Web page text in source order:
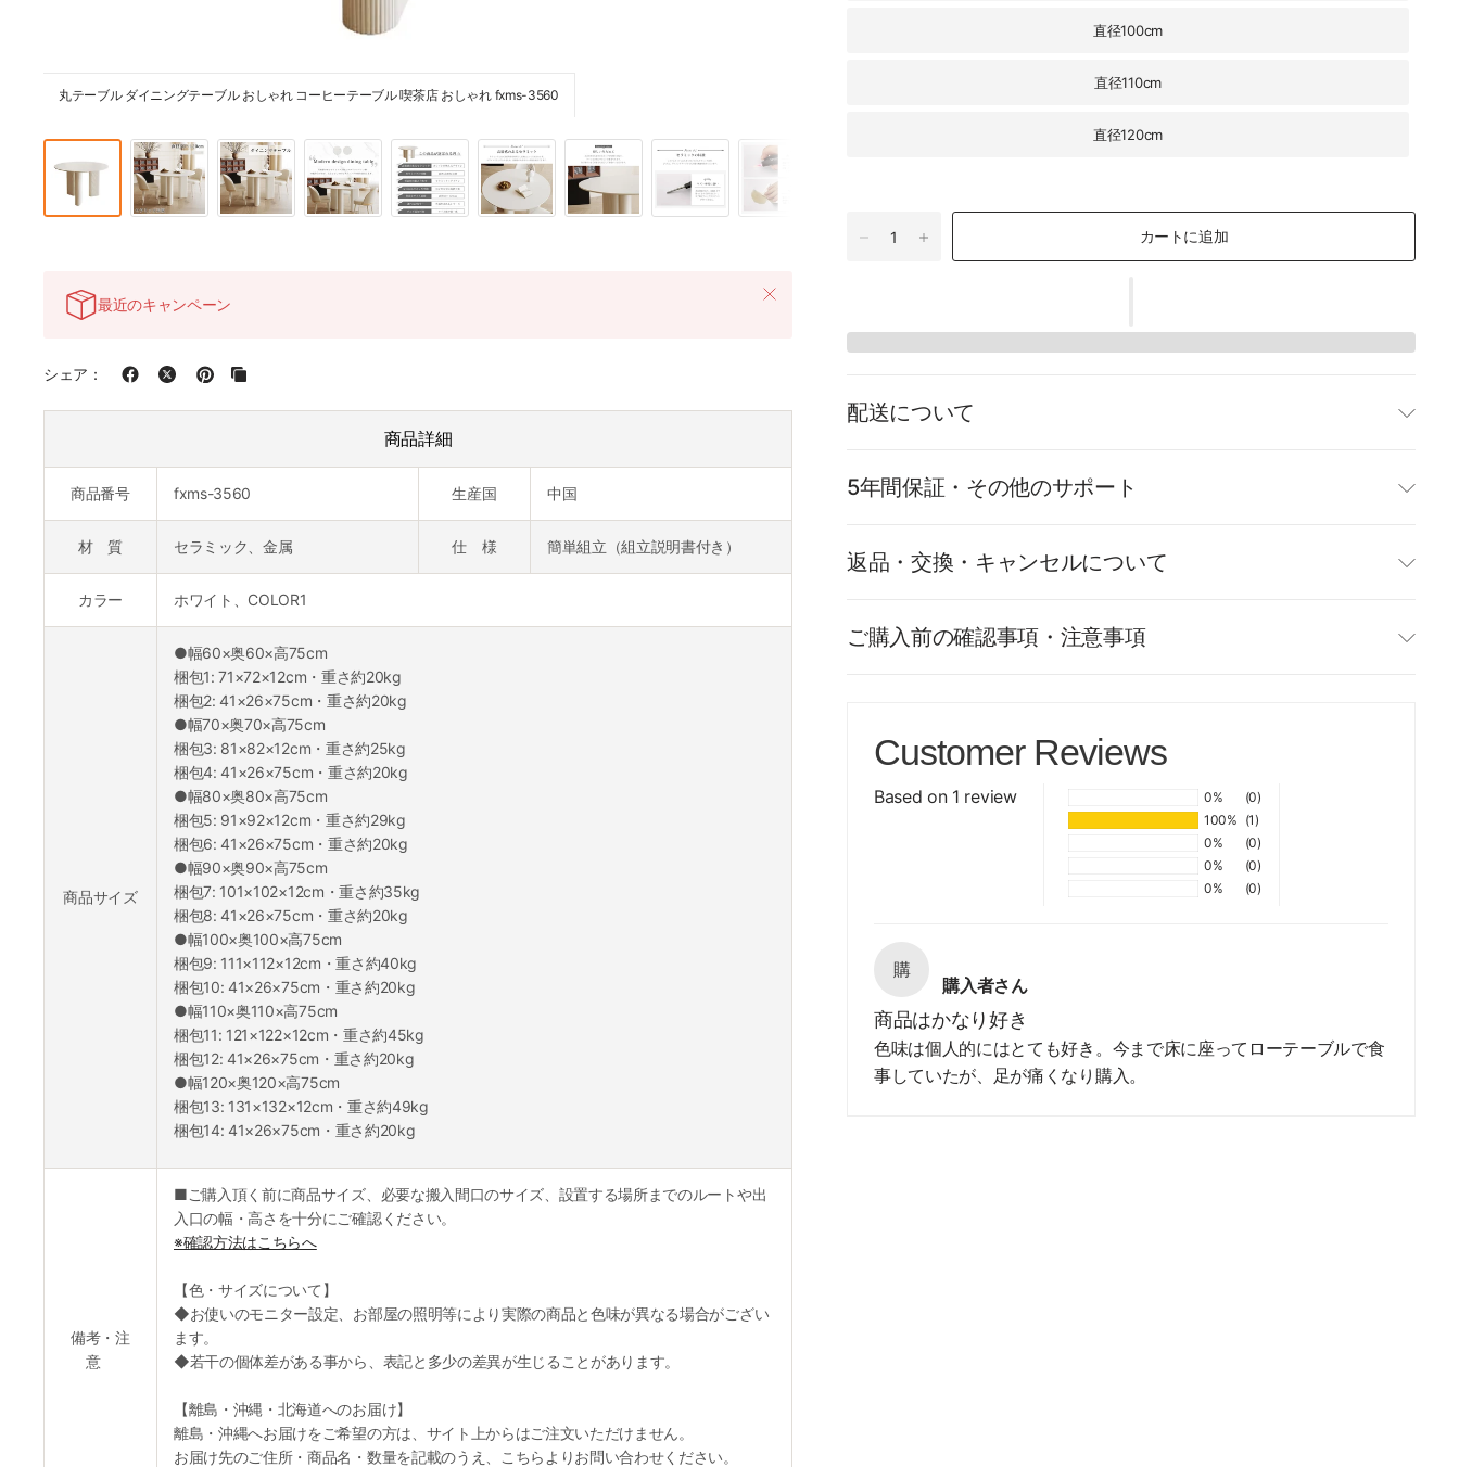
丸テーブル ダイニングテーブル おしゃれ コーヒーテーブル 喫茶店 おしゃれ fxms-3560 丸テーブル ダイニングテーブル おしゃれ コーヒーテーブル 喫茶店 おしゃれ fxms-3560
直径100cm
直径110cm
直径120cm
カートに追加
配送について
5年間保証・その他のサポート
返品・交換・キャンセルについて
ご購入前の確認事項・注意事項
Customer Reviews
Based on 1 review 0%
(0)
100% (1)
0%
(0)
0%
(0)
0%
(0)
購
購入者さん
商品はかなり好き
色味は個人的にはとても好き。今まで床に座ってローテーブルで食
事していたが、足が痛くなり購入。
最近のキャンペーン
シェア：
商品詳細
商品番号 fxms-3560 生産国 中国
材 質 セラミック、金属 仕 様 簡単組立（組立説明書付き）
カラー ホワイト、COLOR1
商品サイズ
●幅60×奥60×高75cm
梱包1: 71×72×12cm・重さ約20kg
梱包2: 41×26×75cm・重さ約20kg
●幅70×奥70×高75cm
梱包3: 81×82×12cm・重さ約25kg
梱包4: 41×26×75cm・重さ約20kg
●幅80×奥80×高75cm
梱包5: 91×92×12cm・重さ約29kg
梱包6: 41×26×75cm・重さ約20kg
●幅90×奥90×高75cm
梱包7: 101×102×12cm・重さ約35kg
梱包8: 41×26×75cm・重さ約20kg
●幅100×奥100×高75cm
梱包9: 111×112×12cm・重さ約40kg
梱包10: 41×26×75cm・重さ約20kg
●幅110×奥110×高75cm
梱包11: 121×122×12cm・重さ約45kg
梱包12: 41×26×75cm・重さ約20kg
●幅120×奥120×高75cm
梱包13: 131×132×12cm・重さ約49kg
梱包14: 41×26×75cm・重さ約20kg
備考・注
意
■ご購入頂く前に商品サイズ、必要な搬入間口のサイズ、設置する場所までのルートや出
入口の幅・高さを十分にご確認ください。
※確認方法はこちらへ
【色・サイズについて】
◆お使いのモニター設定、お部屋の照明等により実際の商品と色味が異なる場合がござい
ます。
◆若干の個体差がある事から、表記と多少の差異が生じることがあります。
【離島・沖縄・北海道へのお届け】
離島・沖縄へお届けをご希望の方は、サイト上からはご注文いただけません。
お届け先のご住所・商品名・数量を記載のうえ、こちらよりお問い合わせください。